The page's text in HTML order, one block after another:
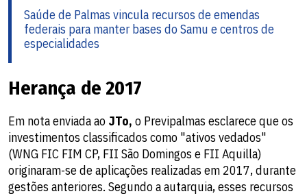
Saúde de Palmas vincula recursos de emendas
federais para manter bases do Samu e centros de
especialidades
Herança de 2017
Em nota enviada ao JTo, o Previpalmas esclarece que os
investimentos classificados como "ativos vedados"
(WNG FIC FIM CP, FII São Domingos e FII Aquilla)
originaram-se de aplicações realizadas em 2017, durante
gestões anteriores. Segundo a autarquia, esses recursos